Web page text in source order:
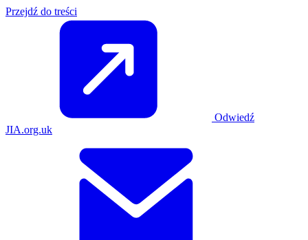
Przejdź do treści
Odwiedź
JIA.org.uk